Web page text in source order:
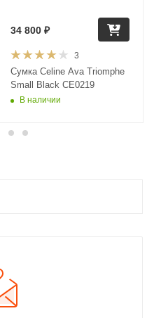
3
Сумка Celine Ava Triomphe
Small Black CE0219
В наличии
34 800 ₽